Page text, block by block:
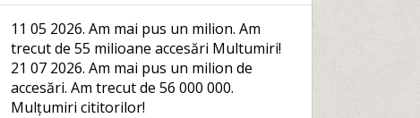
11 05 2026. Am mai pus un milion. Am
trecut de 55 milioane accesări Multumiri!
21 07 2026. Am mai pus un milion de
accesări. Am trecut de 56 000 000.
Mulțumiri cititorilor!